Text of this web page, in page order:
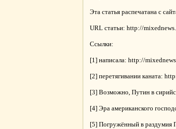
Эта статья распечатана с
URL статьи: http://
Ссылки:
[1] написала: http://
[2] перетягивании каната:
[3] Возможно, Путин в
[4] Эра американского
[5] Погружённый в раздумия